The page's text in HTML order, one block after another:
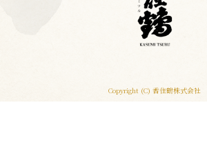
Copyright (C) 香住鶴株式会社